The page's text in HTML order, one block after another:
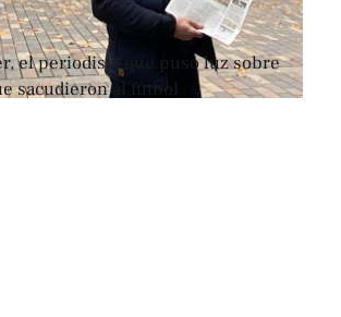
el periodista que puso luz sobre
sacudieron al fútbol